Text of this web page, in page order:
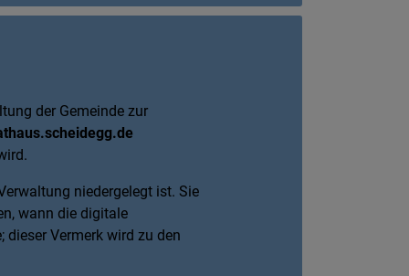
der Gemeinde zur
niedergelegt ist. Sie
wann die digitale
Vermerk wird zu den